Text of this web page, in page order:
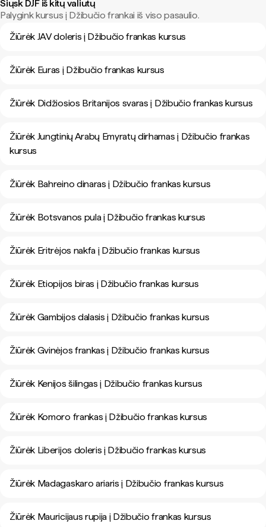
Siųsk DJF iš kitų valiutų
Palygink kursus į Džibučio frankai iš viso pasaulio.
Žiūrėk JAV doleris į Džibučio frankas kursus
Žiūrėk Euras į Džibučio frankas kursus
Žiūrėk Didžiosios Britanijos svaras į Džibučio frankas kursus
Žiūrėk Jungtinių Arabų Emyratų dirhamas į Džibučio frankas
kursus
Žiūrėk Bahreino dinaras į Džibučio frankas kursus
Žiūrėk Botsvanos pula į Džibučio frankas kursus
Žiūrėk Eritrėjos nakfa į Džibučio frankas kursus
Žiūrėk Etiopijos biras į Džibučio frankas kursus
Žiūrėk Gambijos dalasis į Džibučio frankas kursus
Žiūrėk Gvinėjos frankas į Džibučio frankas kursus
Žiūrėk Kenijos šilingas į Džibučio frankas kursus
Žiūrėk Komoro frankas į Džibučio frankas kursus
Žiūrėk Liberijos doleris į Džibučio frankas kursus
Žiūrėk Madagaskaro ariaris į Džibučio frankas kursus
Žiūrėk Mauricijaus rupija į Džibučio frankas kursus